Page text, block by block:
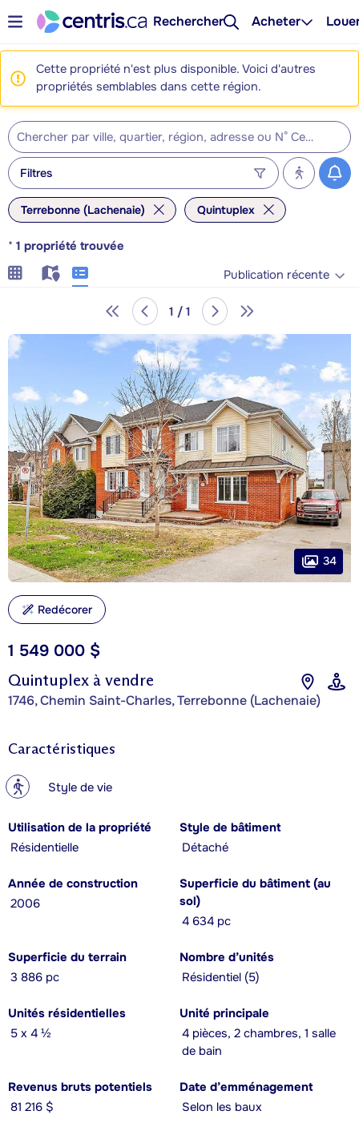
Rechercher Acheter
Cette propriété n'est plus disponible. Voici d'autres
propriétés semblables dans cette région.
Filtres
Terrebonne (Lachenaie) Quintuplex
* 1 propriété trouvée
Publication récente
1 / 1
Quintuplex à vendre
1746, Chemin Saint-Charles, Terrebonne (Lachenaie)
1 549 000 $
34
Redécorer
Caractéristiques
? Style de vie
Utilisation de la propriété
Résidentielle
Style de bâtiment
Détaché
Année de construction
2006
Superficie du bâtiment (au
sol)
4 634 pc
Superficie du terrain
3 886 pc
Nombre d’unités
Résidentiel (5)
Unités résidentielles
5 x 4 ½
Unité principale
4 pièces, 2 chambres, 1 salle
de bain
Revenus bruts potentiels
81 216 $
Date d’emménagement
Selon les baux